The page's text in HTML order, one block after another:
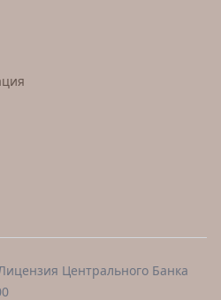
Центрального Банка